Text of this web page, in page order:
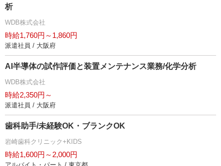
析
WDB株式会社
時給1,760円～1,860円
派遣社員 / 大阪府
AI半導体の試作評価と装置メンテナンス業務/化学分析
WDB株式会社
時給2,350円～
派遣社員 / 大阪府
歯科助手/未経験OK・ブランクOK
崎歯科クリニック+KIDS
時給1,600円～2,000円